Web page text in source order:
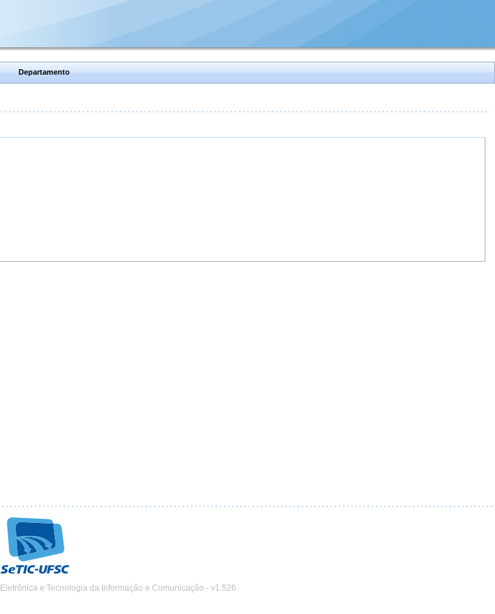
Departamento
e Tecnologia da Informação e Comunicação - v1.526